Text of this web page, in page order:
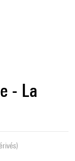
- La